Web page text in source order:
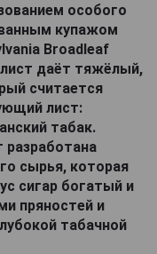
особого
купажом
Broadleaf
даёт тяжёлый,
считается
лист:
табак.
разработана
сырья, которая
сигар богатый и
пряностей и
табачной